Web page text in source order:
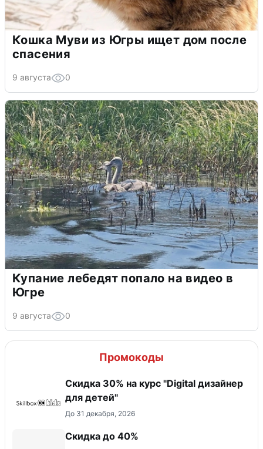
Кошка Муви из Югры ищет дом после
спасения
9 августа 0
Купание лебедят попало на видео в
Югре
9 августа 0
Промокоды
Скидка 30% на курс "Digital дизайнер
для детей"
До 31 декабря, 2026
Скидка до 40%